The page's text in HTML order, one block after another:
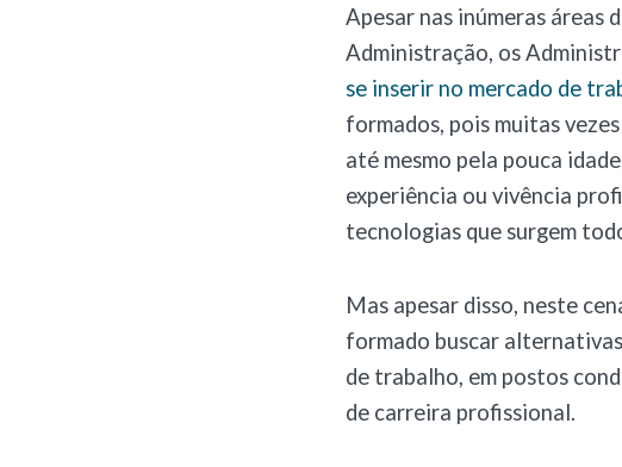
Apesar nas inúmeras áreas
Administração, os
se inserir no mercado de
formados, pois muitas
até mesmo pela pouca
experiência ou vivência
tecnologias que surgem
Mas apesar disso, neste
formado buscar
de trabalho, em postos
de carreira profissional.